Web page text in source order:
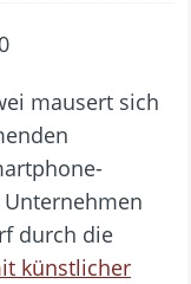
mausert sich
durch die
künstlicher